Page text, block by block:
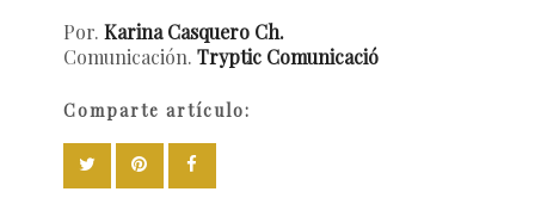
Por. Karina Casquero Ch.
Comunicación. Tryptic Comunicació
Comparte artículo: